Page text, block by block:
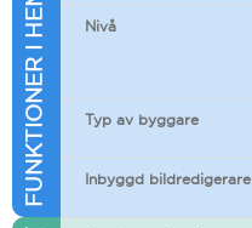
Nivå
Typ av byggare
Inbyggd bildredigerare